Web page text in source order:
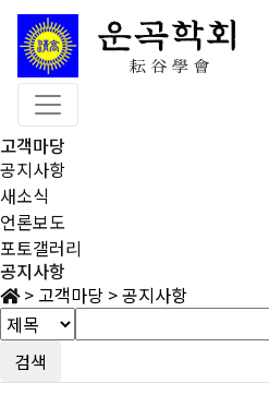
고객마당
공지사항
새소식
언론보도
포토갤러리
공지사항
>고객마당 >공지사항
검색